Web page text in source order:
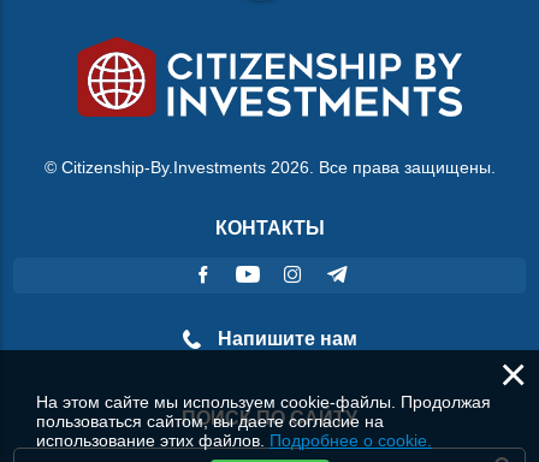
© Citizenship-By.Investments 2026. Все права защищены.
КОНТАКТЫ
Напишите нам
ПОИСК ПО САЙТУ
×
На этом сайте мы используем cookie-файлы. Продолжая
пользоваться сайтом, вы даете согласие на
использование этих файлов. Подробнее о cookie.